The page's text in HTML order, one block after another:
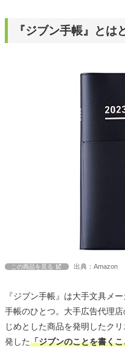
『ジブン手帳』とは
この商品を見る 出典：Amazon
『ジブン手帳』は大手文具メ
手帳のひとつ。大手広告代理
じめとした商品を発明したク
発した「ジブンのことを書く